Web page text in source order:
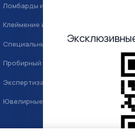
Ломбарды и скупка
Клеймение и маркировка
Специальный учет
Пробирный надзор
Экспертиза
Ювелирные камни